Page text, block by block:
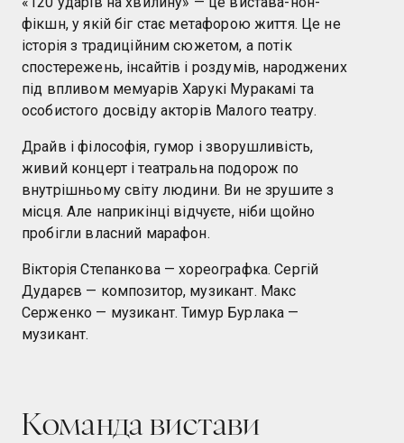
фікшн, у якій біг стає метафорою життя. Це не
історія з традиційним сюжетом, а потік
спостережень, інсайтів і роздумів, народжених
під впливом мемуарів Харукі Муракамі та
особистого досвіду акторів Малого театру.
Драйв і філософія, гумор і зворушливість,
живий концерт і театральна подорож по
внутрішньому світу людини. Ви не зрушите з
місця. Але наприкінці відчуєте, ніби щойно
пробігли власний марафон.
Вікторія Степанкова — хореографка. Сергій
Дударєв — композитор, музикант. Макс
Серженко — музикант. Тимур Бурлака —
музикант.
Команда вистави